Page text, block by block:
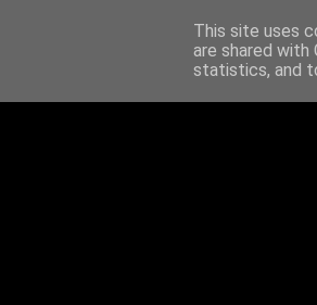
This site uses
are shared
statistics, and